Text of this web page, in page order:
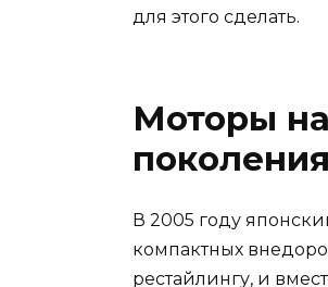
для этого сделать.
Моторы
В 2005 году
компактных
рестайлингу, и